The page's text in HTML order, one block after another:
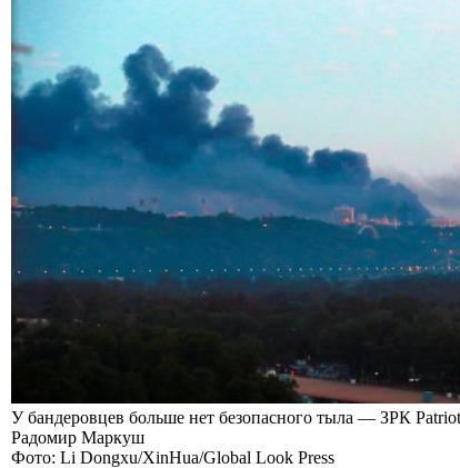
У бандеровцев больше нет безопасного тыла — ЗРК
Радомир Маркуш
Фото: Li Dongxu/XinHua/Global Look Press